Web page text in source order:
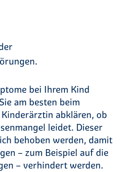
bei Ihrem Kind
am besten beim
abklären, ob
leidet. Dieser
behoben werden, damit
– zum Beispiel auf die
– verhindert werden.